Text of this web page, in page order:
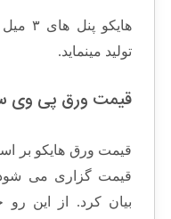
تولید مینماید.
قیمت ورق پی وی
قیمت ورق هایکو بر
قیمت گزاری می
بیان کرد. از این